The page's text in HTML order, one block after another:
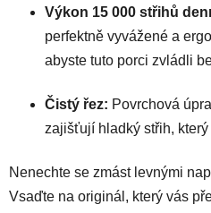
Výkon 15 000 střihů
perfektně vyvážené a
abyste tuto porci zvládli
Čistý řez: Povrchová
zajišťují hladký střih,
Nenechte se zmást levnými
Vsaďte na originál, který vás